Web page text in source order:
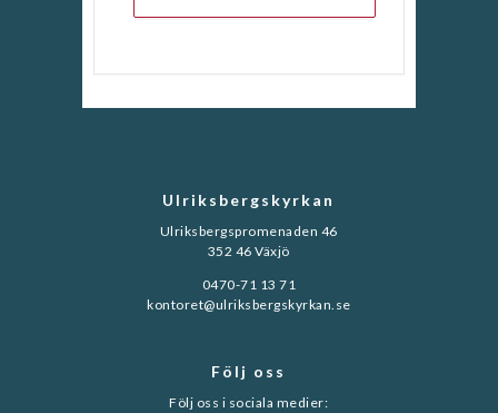
Ulriksbergskyrkan
Ulriksbergspromenaden 46
352 46 Växjö
0470-71 13 71
kontoret@ulriksbergskyrkan.se
Följ oss
Följ oss i sociala medier: